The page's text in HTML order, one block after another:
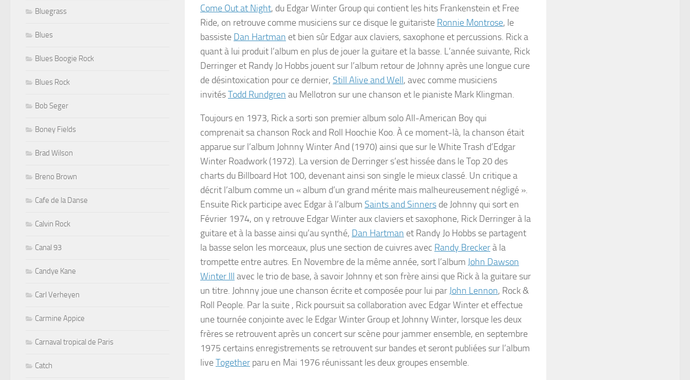
Come Out at Night, du Edgar Winter Group qui contient les hits Frankenstein et Free
Ride, on retrouve comme musiciens sur ce disque le guitariste Ronnie Montrose, le
bassiste Dan Hartman et bien sûr Edgar aux claviers, saxophone et percussions. Rick a
quant à lui produit l’album en plus de jouer la guitare et la basse. L’année suivante, Rick
Derringer et Randy Jo Hobbs jouent sur l’album retour de Johnny après une longue cure
de désintoxication pour ce dernier, Still Alive and Well, avec comme musiciens
invitésTodd Rundgren au Mellotron sur une chanson et le pianiste Mark Klingman.
Toujours en 1973, Rick a sorti son premier album soloAll-American Boy qui
comprenait sa chanson Rock and Roll Hoochie Koo. À ce moment-là, la chanson était
apparue sur l’album Johnny Winter And (1970) ainsi que sur le White Trash d’Edgar
Winter Roadwork (1972). La version de Derringer s’est hissée dans le Top 20 des
charts du Billboard Hot 100, devenant ainsi son single le mieux classé. Un critique a
décrit l’album comme un « album d’un grand mérite mais malheureusement négligé ».
Ensuite Rick participe avec Edgar à l’album Saints and Sinners de Johnny qui sort en
Février 1974, on y retrouve Edgar Winter aux claviers et saxophone, Rick Derringer à la
guitare et à la basse ainsi qu’au synthé, Dan Hartman et Randy Jo Hobbs se partagent
la basse selon les morceaux, plus une section de cuivres avec Randy Breckerà la
trompette entre autres. En Novembre de la même année, sort l’album John Dawson
Winter III avec le trio de base, à savoir Johnny et son frère ainsi que Rick à la guitare sur
un titre. Johnny joue une chanson écrite et composée pour lui par John Lennon, Rock &
Roll People. Par la suite , Rick poursuit sa collaboration avec Edgar Winter et effectue
une tournée conjointe avec le Edgar Winter Group et Johnny Winter, lorsque les deux
frères se retrouvent après un concert sur scène pour jammer ensemble, en septembre
1975 certains enregistrements se retrouvent sur bandes et seront publiées sur l’album
liveTogether paru en Mai 1976 réunissant les deux groupes ensemble.
Bluegrass
Blues
Blues Boogie Rock
Blues Rock
Bob Seger
Boney Fields
Brad Wilson
Breno Brown
Cafe de la Danse
Calvin Rock
Canal 93
Candye Kane
Carl Verheyen
Carmine Appice
Carnaval tropical de Paris
Catch